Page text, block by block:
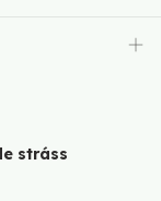
stráss